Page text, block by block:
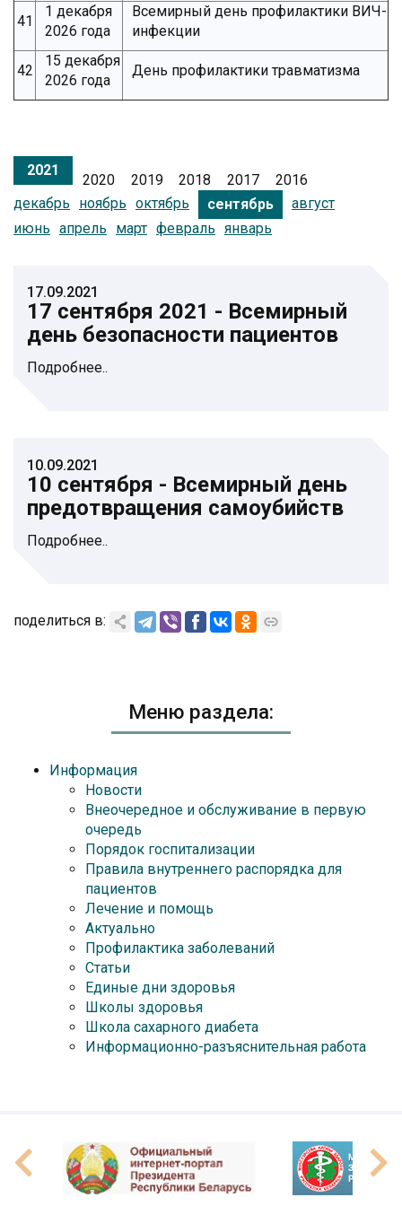
41
1 декабря
2026 года
Всемирный день профилактики ВИЧ-
инфекции
42
15 декабря
2026 года
День профилактики травматизма
2021
2020 2019 2018 2017
2016
декабрь
ноябрь октябрь сентябрь
август
июнь апрель март февраль январь
17.09.2021
17 сентября 2021 - Всемирный
день безопасности пациентов
Подробнее..
10.09.2021
10 сентября - Всемирный день
предотвращения самоубийств
Подробнее..
поделиться в:
Меню раздела:
Информация
Новости
Внеочередное и обслуживание в первую
очередь
Порядок госпитализации
Правила внутреннего распорядка для
пациентов
Лечение и помощь
Актуально
Профилактика заболеваний
Статьи
Единые дни здоровья
Школы здоровья
Школа сахарного диабета
Информационно-разъяснительная работа